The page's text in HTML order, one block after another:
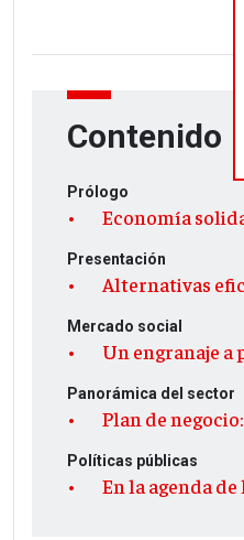
Contenido
Prólogo
Economía
Presentación
Alternativas
Mercado social
Un engranaje a
Panorámica del sector
Plan de
Políticas públicas
En la agenda